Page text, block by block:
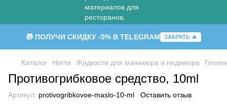
🎁 ПОЛУЧИ СКИДКУ -5% В TELEGRAM ЗАБРАТЬ 🔥
Каталог Ногти Жидкости для маникюра и педикюра
Противогрибковое средство, 10ml
Артикул: protivogribkovoe-maslo-10-ml Оставить отзыв